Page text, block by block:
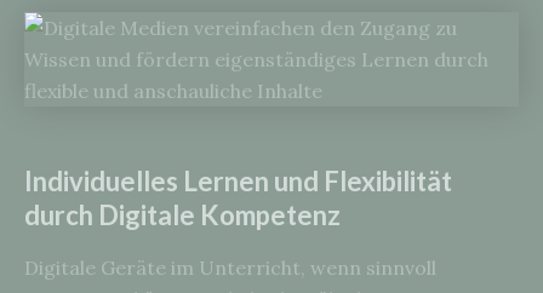
Individuelles Lernen und Flexibilität
durch Digitale Kompetenz
Digitale Geräte im Unterricht, wenn sinnvoll